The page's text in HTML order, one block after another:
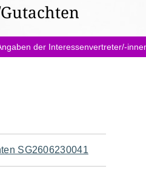
der Interessenvertreter/-
SG2606230041